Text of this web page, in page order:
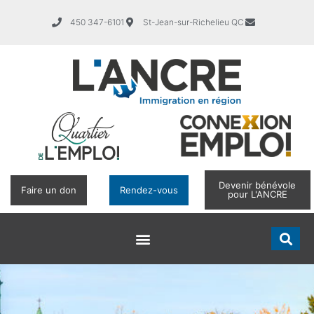
450 347-6101 St-Jean-sur-Richelieu QC
Faire un don Rendez-vous
Devenir bénévole
pour L'ANCRE